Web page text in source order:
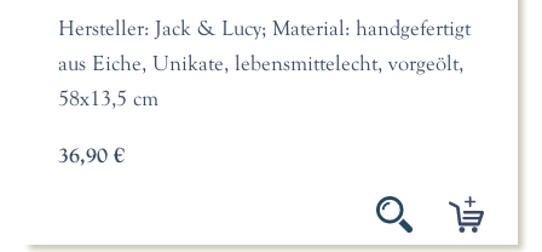
Hersteller: Jack & Lucy; Material: handgefertigt
aus Eiche, Unikate, lebensmittelecht, vorgeölt,
58x13,5 cm
36,90 €